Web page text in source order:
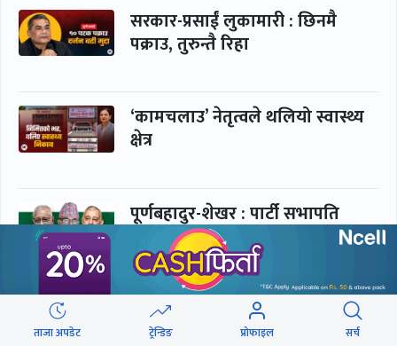
सरकार-प्रसाईं लुकामारी : छिनमै
पक्राउ, तुरुन्तै रिहा
‘कामचलाउ’ नेतृत्वले थलियो स्वास्थ्य
क्षेत्र
पूर्णबहादुर-शेखर : पार्टी सभापति
ताक्थे, विभाजनको संघारमा
शशांकलाई अघि सारे
कप्तानगञ्जमा झिल्को, गोलबजारमा
डढेलो
ताजा अपडेट ट्रेन्डिङ प्रोफाइल सर्च